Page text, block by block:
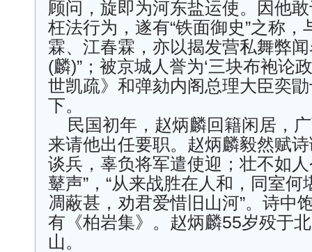
顾问，旋即为河东盐运使。因他
枉法行为，遂有“铁面御史”之称
霖、江春霖，亦以揭发营私舞弊
(麟)”；被京城人誉为‘三块布袍论
世凯疏》和弹劾内阁总理大臣奕
下。
民国初年，赵炳麟回籍闲居，
来请他出任要职。赵炳麟毅然赋
谈兵，辜负将军遣使迎；壮不如
鼙声”，“从来战胜在人和，同室
凋蔽甚，劝君爱惜旧山河”。诗中
有《柏岩集》。赵炳麟55岁殁于
山。